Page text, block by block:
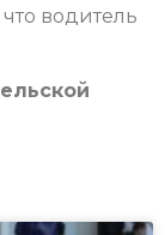
водитель